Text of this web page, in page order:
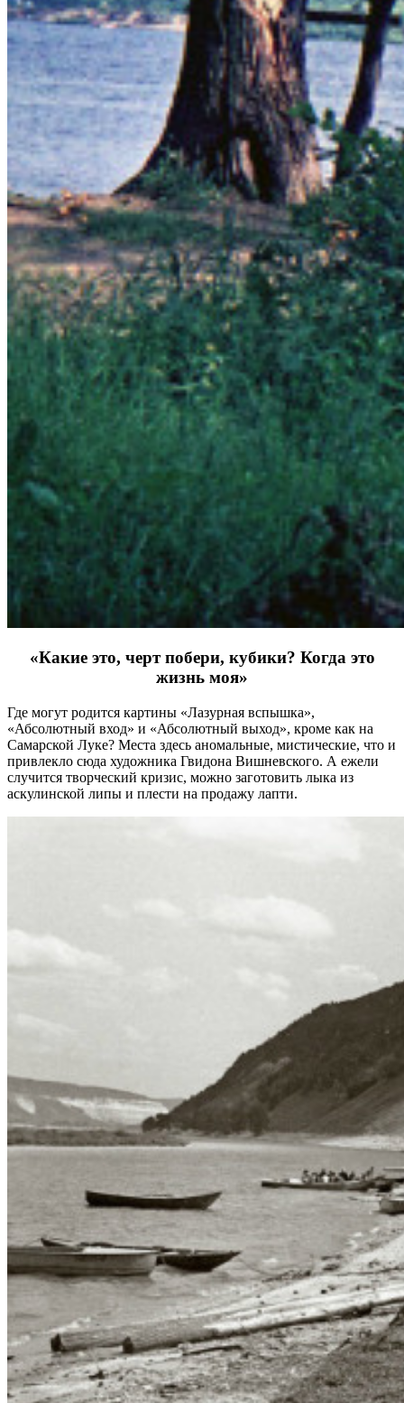
«Какие это, черт побери, кубики? Когда это
жизнь моя»
Где могут родится картины «Лазурная вспышка»,
«Абсолютный вход» и «Абсолютный выход», кроме как на
Самарской Луке? Места здесь аномальные, мистические, что и
привлекло сюда художника Гвидона Вишневского. А ежели
случится творческий кризис, можно заготовить лыка из
аскулинской липы и плести на продажу лапти.